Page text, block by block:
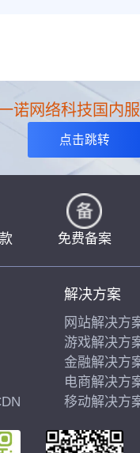
诺网络科技国内
点击跳转
免费备案
解决方案
网站解决方
游戏解决方
金融解决方
电商解决方
移动解决方